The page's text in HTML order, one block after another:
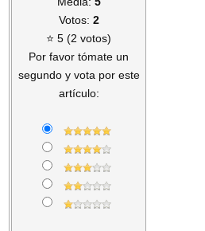
Votos: 2
⭐ 5 (2 votos)
Por favor tómate un
segundo y vota por este
artículo: